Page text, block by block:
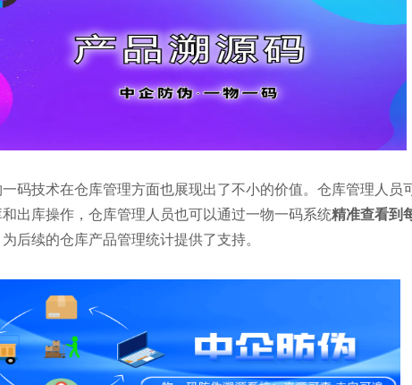
码技术在仓库管理方面也展现出了不小的价值。仓库管理人
和出库操作，仓库管理人员也可以通过一物一码系统精准查看到
为后续的仓库产品管理统计提供了支持。